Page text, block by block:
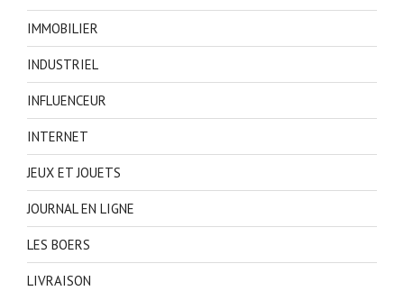
IMMOBILIER
INDUSTRIEL
INFLUENCEUR
INTERNET
JEUX ET JOUETS
JOURNAL EN LIGNE
LES BOERS
LIVRAISON